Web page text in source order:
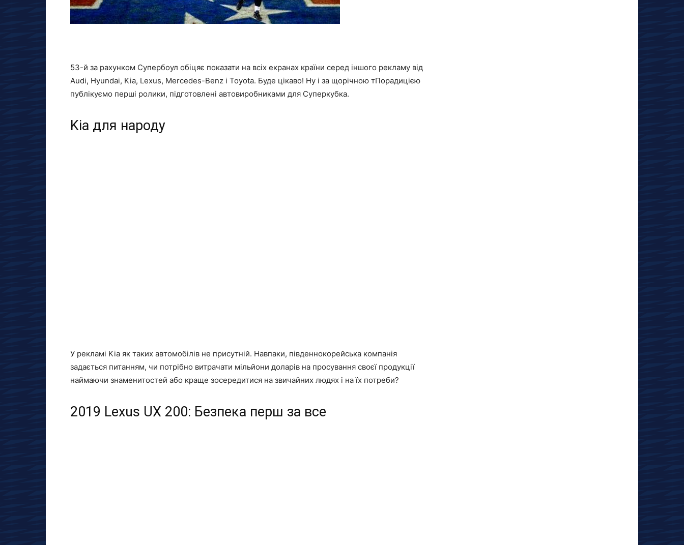
53-й за рахунком Супербоул обіцяє показати на всіх екранах країни серед іншого рекламу від
Audi, Hyundai, Kia, Lexus, Mercedes-Benz і Toyota. Буде цікаво! Ну і за щорічною тПорадицією
публікуємо перші ролики, підготовлені автовиробниками для Суперкубка.
Kia для народу
У рекламі Kia як таких автомобілів не присутній. Навпаки, південнокорейська компанія
задається питанням, чи потрібно витрачати мільйони доларів на просування своєї продукції
наймаючи знаменитостей або краще зосередитися на звичайних людях і на їх потреби?
2019 Lexus UX 200: Безпека перш за все